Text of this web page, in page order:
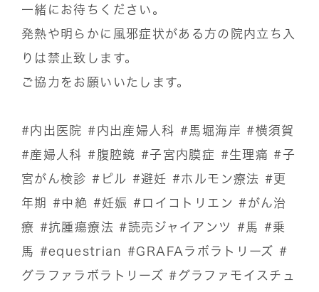
一緒にお待ちください。
発熱や明らかに風邪症状がある方の院内立ち入
りは禁止致します。
ご協力をお願いいたします。
#内出医院 #内出産婦人科 #馬堀海岸 #横須賀
#産婦人科 #腹腔鏡 #子宮内膜症 #生理痛 #子
宮がん検診 #ピル #避妊 #ホルモン療法 #更
年期
#中絶 #妊娠 #ロイコトリエン #がん治
療 #抗腫瘍療法 #読売ジャイアンツ #馬
#乗
馬
#equestrian #GRAFAラボラトリーズ #
グラファラボラトリーズ #グラファモイスチュ